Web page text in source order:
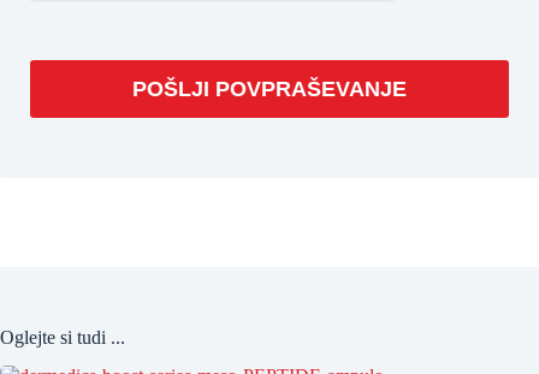
POŠLJI POVPRAŠEVANJE
Oglejte si tudi ...